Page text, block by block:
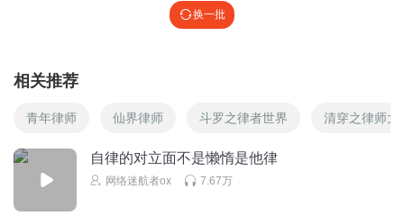
我们把时间与精力放在哪里，哪里就会开花结果。应酬广，
……我们把休闲时间、生活时间匀出一部分，精力拿出一
部分，放在孩子身上，孩子才可能进步。
好多人说，我没有时间。
那么，将生活排序吧。除了工作、养家糊口的时间，排在时
换一批
相关推荐
青年律师 仙界律师 斗罗之律者世界 清穿之律师太
自律的对立面不是懒惰是他律
网络迷航者ox 7.67万